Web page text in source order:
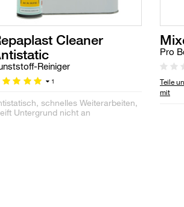
Cleaner
Reiniger
1
schnelles Weiterarbeiten,
Untergrund nicht an
Pro
Teile
mit